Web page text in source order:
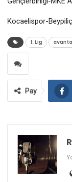
Kocaelispor-
1. Lig
Pay